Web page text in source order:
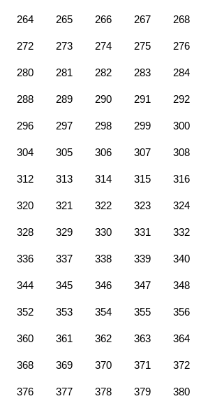
264 265 266 267 268
272 273 274 275 276
280 281 282 283 284
288 289 290 291 292
296 297 298 299 300
304 305 306 307 308
312 313 314 315 316
320 321 322 323 324
328 329 330 331 332
336 337 338 339 340
344 345 346 347 348
352 353 354 355 356
360 361 362 363 364
368 369 370 371 372
376 377 378 379 380